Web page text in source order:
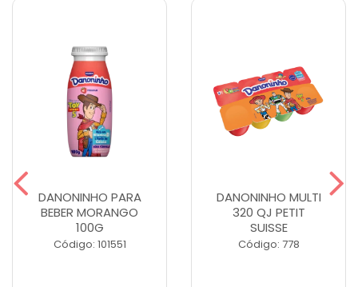
DANONINHO PARA
BEBER MORANGO
100G
Código: 101551
DANONINHO MULTI
320 QJ PETIT
SUISSE
Código: 778